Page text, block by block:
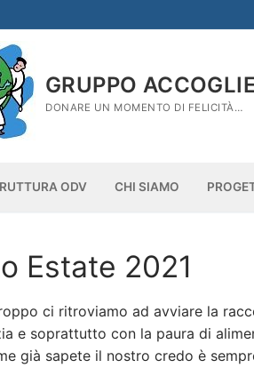
GRUPPO
DONARE UN MOMENTO DI FELICITÀ…
ODV CHI SIAMO
Estate 2021
ci ritroviamo ad avviare la
e soprattutto con la paura di
già sapete il nostro credo è